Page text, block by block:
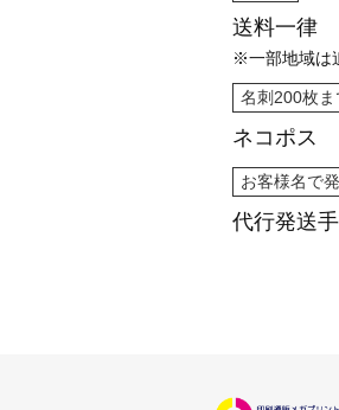
送料一律
※一部地域は
名刺200枚ま
ネコポス
お客様名で
代行発送